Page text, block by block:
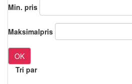
Min. pris
Maksimalpris
OK
Tri par